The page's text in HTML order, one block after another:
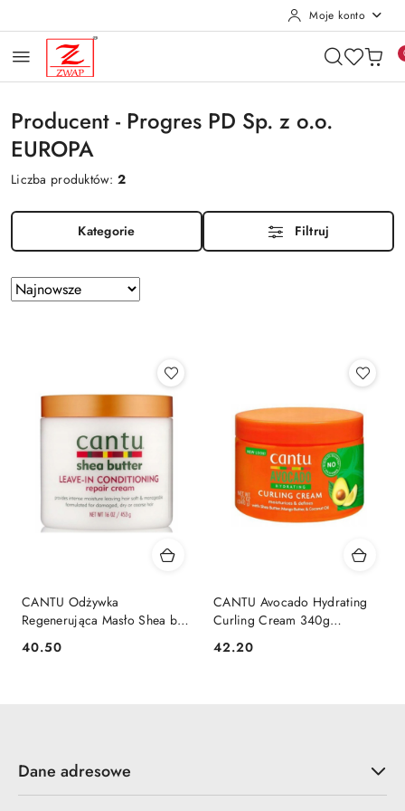
Moje konto
Producent - Progres PD Sp. z o.o.
EUROPA
Liczba produktów:2
Kategorie Filtruj
Zastosowano
sortowanie:
Sortuj
według
CANTU Odżywka
Regenerująca Masło Shea bez
Spłukiwania
Cena:
40.50
CANTU Avocado Hydrating
Curling Cream 340g
Aktywator Skrętu Loków
Cena:
42.20
Dane adresowe